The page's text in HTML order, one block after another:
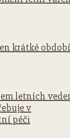
krátké období
letních
v
péči